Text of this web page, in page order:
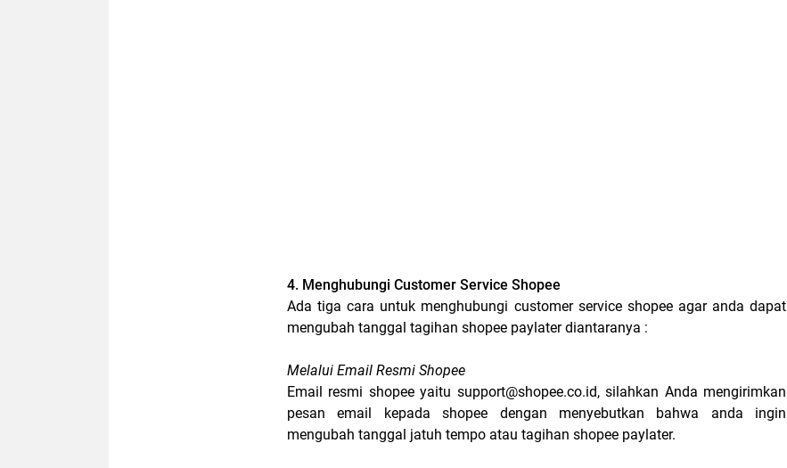
4. Menghubungi Customer Service Shopee
Ada tiga cara untuk menghubungi customer service shopee agar anda dapat
mengubah tanggal tagihan shopee paylater diantaranya :
Melalui Email Resmi Shopee
Email resmi shopee yaitu support@shopee.co.id, silahkan Anda mengirimkan
pesan email kepada shopee dengan menyebutkan bahwa anda ingin
mengubah tanggal jatuh tempo atau tagihan shopee paylater.